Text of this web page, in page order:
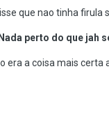
que nao tinha
Nada perto do que jah
a coisa mais